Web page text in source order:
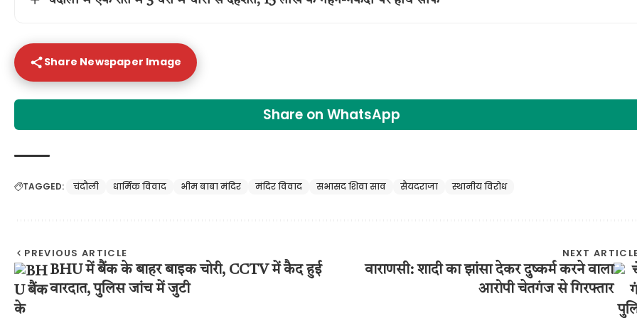
Share Newspaper Image
Share on WhatsApp
TAGGED: चंदौली धार्मिक विवाद भीम बाबा मंदिर मंदिर विवाद सभासद शिवा साव सैयदराजा स्थानीय विरोध
PREVIOUS ARTICLE
BHU में बैंक के बाहर बाइक चोरी, CCTV में कैद हुई
वारदात, पुलिस जांच में जुटी
NEXT
वाराणसी: शादी का झांसा देकर दुष्कर्म करने वाला
आरोपी चेतगंज से गिरफ्तार